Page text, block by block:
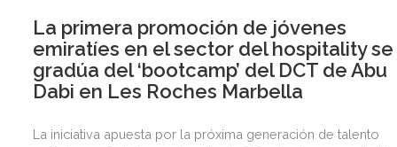
La primera promoción de jóvenes
emiratíes en el sector del hospitality se
gradúa del ‘bootcamp’ del DCT de Abu
Dabi en Les Roches Marbella
La iniciativa apuesta por la próxima generación de talento